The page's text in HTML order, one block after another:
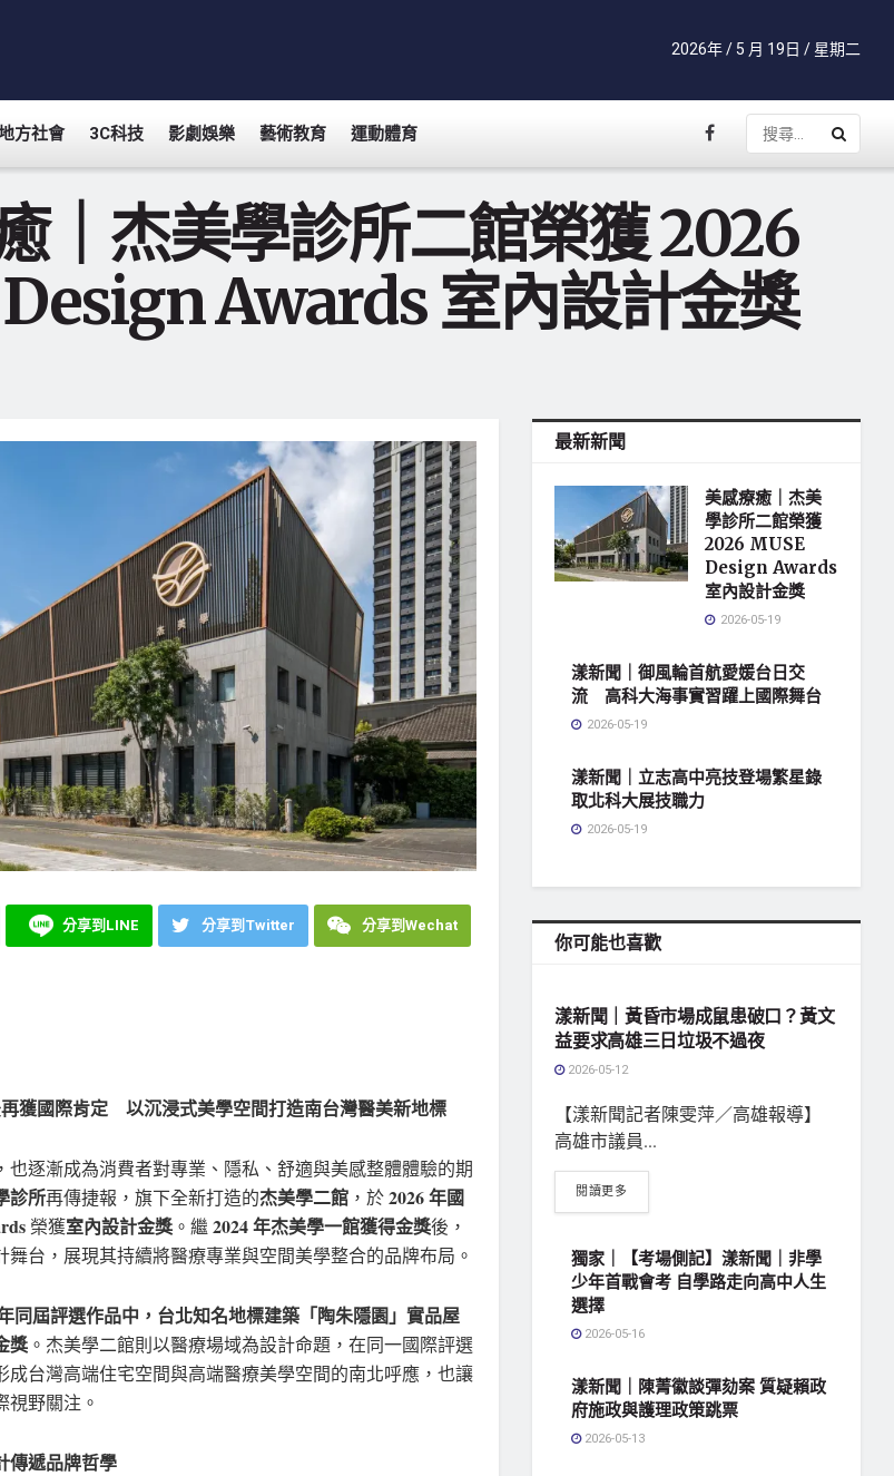
2026年 / 5 月 19日 / 星期二
方社會 3C科技 影劇娛樂 藝術教育 運動體育
｜杰美學診所二館榮獲 2026
Awards 室內設計金獎
分享到LINE 分享到Twitter 分享到Wechat
獲國際肯定 以沉浸式美學空間打造南台灣醫美新地標
也逐漸成為消費者對專業、隱私、舒適與美感整體體驗的期
診所再傳捷報，旗下全新打造的杰美學二館 ，於2026 年國
榮獲室內設計金獎 。繼 2024 年杰美學一館獲得金獎後，
舞台，展現其持續將醫療專業與空間美學整合的品牌布局。
同屆評選作品中，台北知名地標建築「陶朱隱園」實品屋
獎 。杰美學二館則以醫療場域為設計命題，在同一國際評選
成台灣高端住宅空間與高端醫療美學空間的南北呼應，也讓
視野關注。
傳遞品牌哲學
最新新聞
美感療癒｜杰美
學診所二館榮獲
2026 MUSE
Design Awards
室內設計金獎
2026-05-19
漾新聞｜御風輪首航愛媛台日交
流 高科大海事實習躍上國際舞台
2026-05-19
漾新聞｜立志高中亮技登場繁星錄
取北科大展技職力
2026-05-19
你可能也喜歡
漾新聞｜黃昏市場成鼠患破口？黃文
益要求高雄三日垃圾不過夜
2026-05-12
【漾新聞記者陳雯萍／高雄報導】
高雄市議員...
閱讀更多
獨家｜【考場側記】漾新聞｜非學
少年首戰會考 自學路走向高中人生
選擇
2026-05-16
漾新聞｜陳菁徽談彈劾案 質疑賴政
府施政與護理政策跳票
2026-05-13